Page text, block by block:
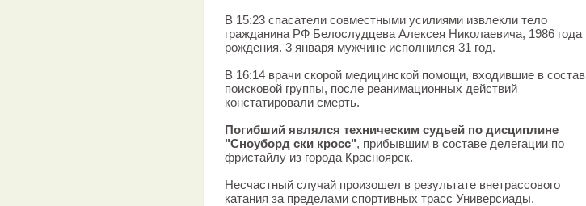
В 15:23 спасатели совместными усилиями извлекли тело
гражданина РФ Белослудцева Алексея Николаевича, 1986 года
рождения. 3 января мужчине исполнился 31 год.
В 16:14 врачи скорой медицинской помощи, входившие в состав
поисковой группы, после реанимационных действий
констатировали смерть.
Погибший являлся техническим судьей по дисциплине
"Сноуборд ски кросс", прибывшим в составе делегации по
фристайлу из города Красноярск.
Несчастный случай произошел в результате внетрассового
катания за пределами спортивных трасс Универсиады.